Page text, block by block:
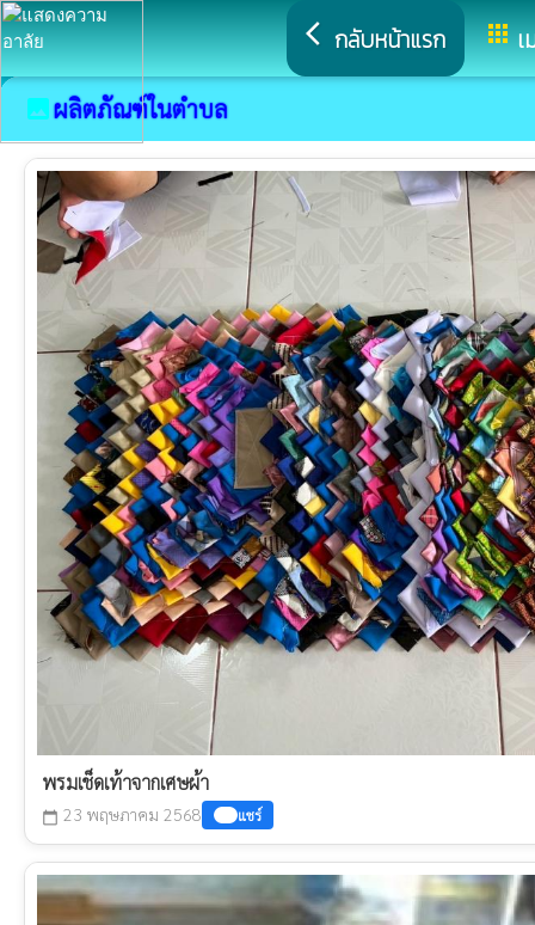
arrow_back_ios กลับหน้าแรก apps
imageผลิตภัณฑ์ในตำบล
พรมเช็ดเท้าจากเศษผ้า
calendar_today 23 พฤษภาคม 2568 แชร์